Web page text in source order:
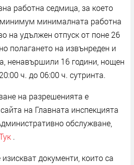
работна седмица, за което
минималната работна
на удължен отпуск от поне 26
полагането на извънреден и
ненавършили 16 години, нощен
ч. до 06:00 ч. сутринта.
на разрешенията е
на Главната инспекцията
обслужване,
.
документи, които са